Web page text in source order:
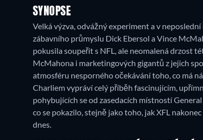
SYNOPSE
Velká výzva, odvážný experiment a v
zábavního průmyslu Dick Ebersol a Vince
pokusila soupeřit s NFL, ale neomalená drzost
McMahona i marketingových gigantů z jejich
atmosféru nesporného očekávání toho, co má
Charliem vypráví celý příběh fascinujícím,
pohybujících se od zasedacích místností
co se pokazilo, stejně jako toho, jak XFL
dnes.